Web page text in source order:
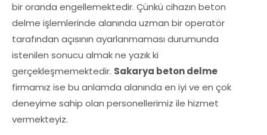
bir oranda engellemektedir. Çünkü cihazın beton
delme işlemlerinde alanında uzman bir operatör
tarafından açısının ayarlanmaması durumunda
istenilen sonucu almak ne yazık ki
gerçekleşmemektedir. Sakarya beton delme
firmamız ise bu anlamda alanında en iyi ve en çok
deneyime sahip olan personellerimiz ile hizmet
vermekteyiz.